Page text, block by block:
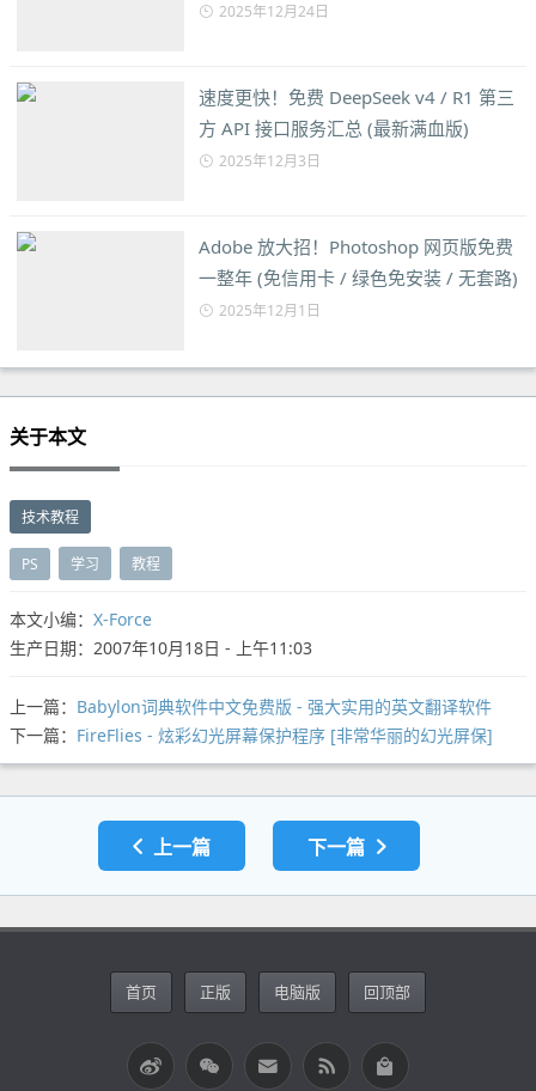
2025年12月24日
速度更快！免费 DeepSeek v4 / R1 第三
方 API 接口服务汇总 (最新满血版)
2025年12月3日
Adobe 放大招！Photoshop 网页版免费
一整年 (免信用卡 / 绿色免安装 / 无套路)
2025年12月1日
关于本文
技术教程
PS 学习 教程
本文小编： X-Force
生产日期：2007年10月18日 - 上午11:03
上一篇： Babylon词典软件中文免费版 - 强大实用的英文翻译软件
下一篇： FireFlies - 炫彩幻光屏幕保护程序 [非常华丽的幻光屏保]
上一篇 下一篇
首页 正版 电脑版 回顶部